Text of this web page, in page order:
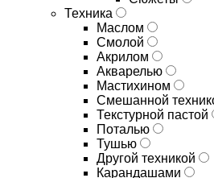
Техника
Маслом
Смолой
Акрилом
Акварелью
Мастихином
Смешанной
Текстурной пастой
Поталью
Тушью
Другой техникой
Карандашами